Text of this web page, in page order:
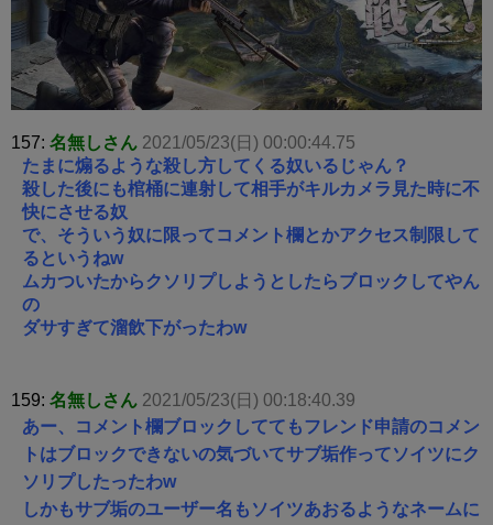
157: 名無しさん 2021/05/23(日) 00:00:44.75
たまに煽るような殺し方してくる奴いるじゃん？
殺した後にも棺桶に連射して相手がキルカメラ見た時に不
快にさせる奴
で、そういう奴に限ってコメント欄とかアクセス制限して
るというねw
ムカついたからクソリプしようとしたらブロックしてやん
の
ダサすぎて溜飲下がったわw
159: 名無しさん 2021/05/23(日) 00:18:40.39
あー、コメント欄ブロックしててもフレンド申請のコメン
トはブロックできないの気づいてサブ垢作ってソイツにク
ソリプしたったわw
しかもサブ垢のユーザー名もソイツあおるようなネームに